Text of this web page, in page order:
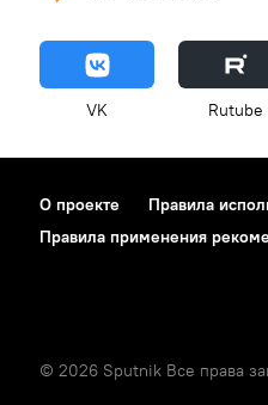
VK Rutube
О проекте Правила
Правила применения
© 2026 Sputnik Все права